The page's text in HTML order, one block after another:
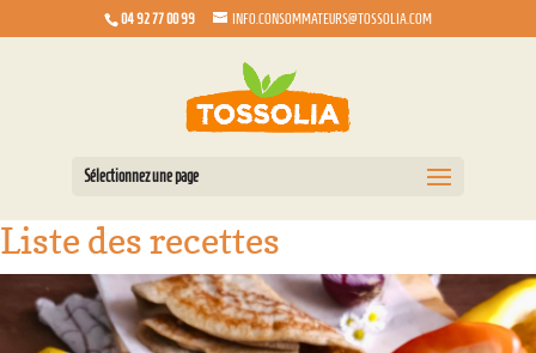
04 92 77 00 99 INFO.CONSOMMATEURS@TOSSOLIA.COM
Sélectionnez une page
Liste des recettes